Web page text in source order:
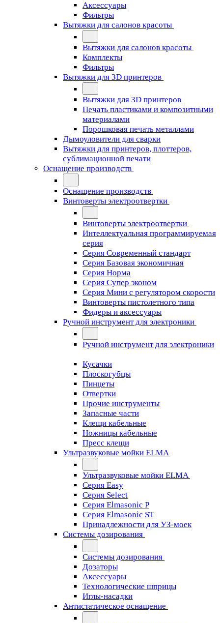
Аксессуары
Фильтры
Вытяжки для салонов красоты
Вытяжки для салонов красоты
Комплекты
Фильтры
Вытяжки для 3D принтеров
Вытяжки для 3D принтеров
Печать пластиками и композитными
материалами
Порошковая печать металлами
Дымоуловители для сварки
Вытяжки для принтеров, плоттеров,
сублимационной печати
Оснащение производств
Оснащение производств
Винтоверты электроотвертки
Винтоверты электроотвертки
Интеллектуальная программируемая
серия
Серия Современный стандарт
Серия Базовая экономичная
Серия Норма
Серия Cупер эконом
Серия Мини с регулятором скорости
Винтоверты пистолетного типа
Фидеры и аксессуары
Ручной инструмент для электроники
Ручной инструмент для электроники
Кусачки
Плоскогубцы
Пинцеты
Отвертки
Прочие инструменты
Запасные части
Клещи кабельные
Ножницы кабельные
Пресс клещи
Ультразвуковые мойки ELMA
Ультразвуковые мойки ELMA
Серия Easy
Серия Select
Серия Elmasonic P
Серия Elmasonic ST
Принадлежности для УЗ-моек
Системы дозирования
Системы дозирования
Дозаторы
Аксессуары
Технологические шприцы
Иглы-насадки
Антистатическое оснащение